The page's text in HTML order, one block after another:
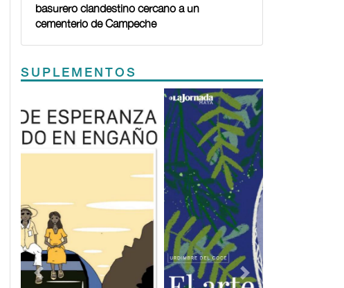
basurero clandestino cercano a un
cementerio de Campeche
SUPLEMENTOS
Previous Next